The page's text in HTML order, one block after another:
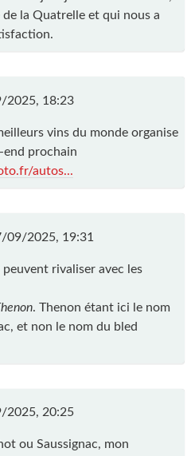
la Quatrelle et qui nous a
2025, 18:23
vins du monde organise
prochain
autos...
09/2025, 19:31
peuvent rivaliser avec les
. Thenon étant ici le nom
et non le nom du bled
2025, 20:25
ou Saussignac, mon